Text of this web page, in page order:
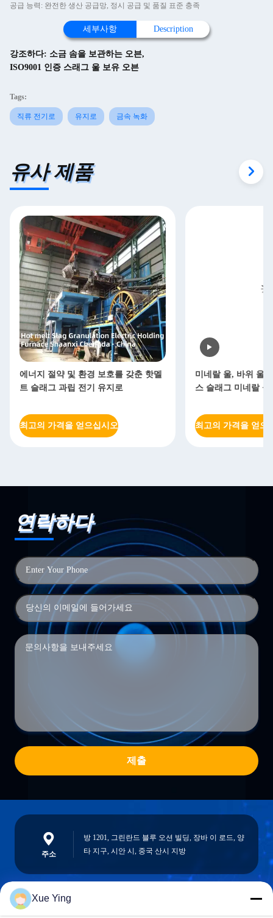
공급 능력: 완전한 생산 공급망, 정시 공급 및 품질 표준 충족
세부사항 Description
강조하다: 소금 솜을 보관하는 오븐,
ISO9001 인증 스래그 울 보유 오븐
Tags:
직류 전기로 유지로 금속 녹화
유사 제품
에너지 절약 및 환경 보호를 갖춘 핫멜
트 슬래그 과립 전기 유지로
최고의 가격을 얻으십시오
미네랄 울, 바위 울
스 슬래그 미네랄
최고의 가격을 얻으
연락하다
제출
주소
방 1201, 그린란드 블루 오션 빌딩, 장바 이 로드, 양
타 지구, 시안 시, 중국 산시 지방
sxcd-gyl@163.com
Xue Ying